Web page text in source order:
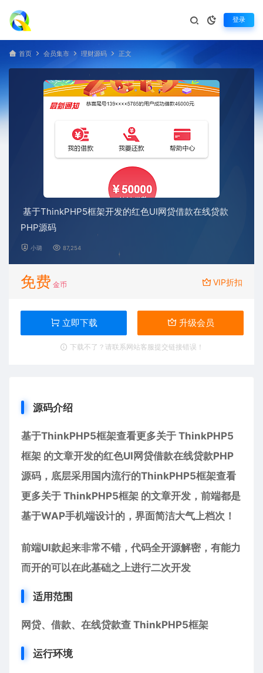
登录
首页 会员集市 理财源码 正文
基于ThinkPHP5框架开发的红色UI网贷借款在线贷款
PHP源码
小璐 87,254
免费 金币 VIP折扣
立即下载 升级会员
下载不了？请联系网站客服提交链接错误！
源码介绍
基于ThinkPHP5框架查看更多关于 ThinkPHP5
框架 的文章开发的红色UI网贷借款在线贷款PHP
源码，底层采用国内流行的ThinkPHP5框架查看
更多关于 ThinkPHP5框架 的文章开发，前端都是
基于WAP手机端设计的，界面简洁大气上档次！
前端UI款起来非常不错，代码全开源解密，有能力
而开的可以在此基础之上进行二次开发
适用范围
网贷、借款、在线贷款查 ThinkPHP5框架
运行环境